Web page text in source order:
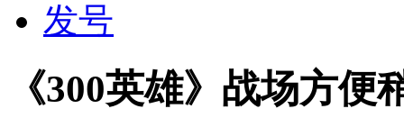
发号
《300英雄》战场方便